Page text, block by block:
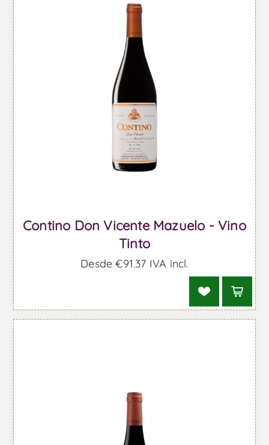
Contino Don Vicente Mazuelo - Vino
Tinto
Desde €91,37 IVA incl.